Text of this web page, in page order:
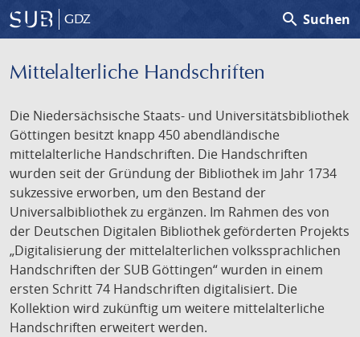
GDZ search Suchen
Mittelalterliche Handschriften
Die Niedersächsische Staats- und Universitätsbibliothek
Göttingen besitzt knapp 450 abendländische
mittelalterliche Handschriften. Die Handschriften
wurden seit der Gründung der Bibliothek im Jahr 1734
sukzessive erworben, um den Bestand der
Universalbibliothek zu ergänzen. Im Rahmen des von
der Deutschen Digitalen Bibliothek geförderten Projekts
„Digitalisierung der mittelalterlichen volkssprachlichen
Handschriften der SUB Göttingen“ wurden in einem
ersten Schritt 74 Handschriften digitalisiert. Die
Kollektion wird zukünftig um weitere mittelalterliche
Handschriften erweitert werden.